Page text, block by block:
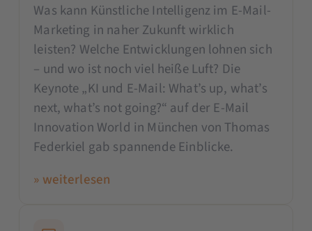
Was kann Künstliche Intelligenz im E-Mail-
Marketing in naher Zukunft wirklich
leisten? Welche Entwicklungen lohnen sich
– und wo ist noch viel heiße Luft? Die
Keynote „KI und E-Mail: What’s up, what’s
next, what’s not going?“ auf der E-Mail
Innovation World in München von Thomas
Federkiel gab spannende Einblicke.
» weiterlesen